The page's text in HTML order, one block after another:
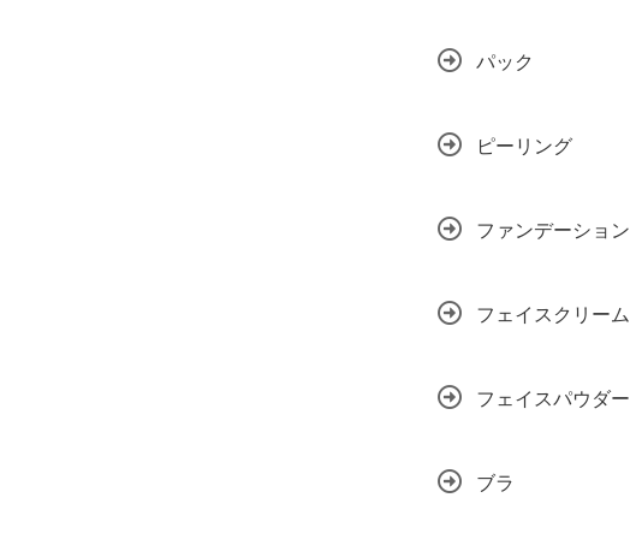
パック
ピーリング
ファンデーション
フェイスクリーム
フェイスパウダー
ブラ